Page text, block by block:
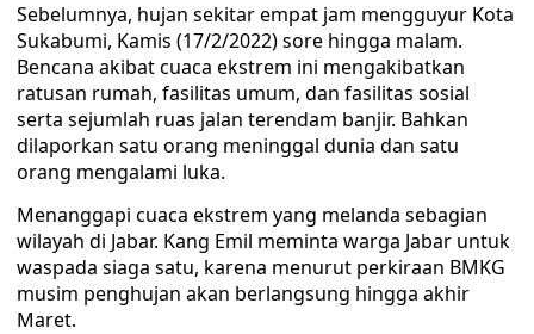
Sebelumnya, hujan sekitar empat jam mengguyur Kota
Sukabumi, Kamis (17/2/2022) sore hingga malam.
Bencana akibat cuaca ekstrem ini mengakibatkan
ratusan rumah, fasilitas umum, dan fasilitas sosial
serta sejumlah ruas jalan terendam banjir. Bahkan
dilaporkan satu orang meninggal dunia dan satu
orang mengalami luka.
Menanggapi cuaca ekstrem yang melanda sebagian
wilayah di Jabar. Kang Emil meminta warga Jabar untuk
waspada siaga satu, karena menurut perkiraan BMKG
musim penghujan akan berlangsung hingga akhir
Maret.